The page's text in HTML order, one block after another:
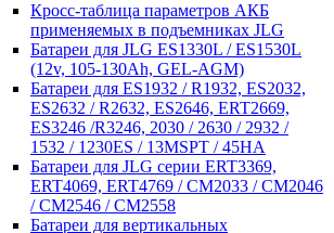
Кросc-таблица параметров АКБ
применяемых в подъемниках JLG
Батареи для JLG ES1330L / ES1530L
(12v, 105-130Ah, GEL-AGM)
Батареи для ES1932 / R1932, ES2032,
ES2632 / R2632, ES2646, ERT2669,
ES3246 /R3246, 2030 / 2630 / 2932 /
1532 / 1230ES / 13MSPT / 45HA
Батареи для JLG серии ERT3369,
ERT4069, ERT4769 / CM2033 / CM2046
/ CM2546 / CM2558
Батареи для вертикальных